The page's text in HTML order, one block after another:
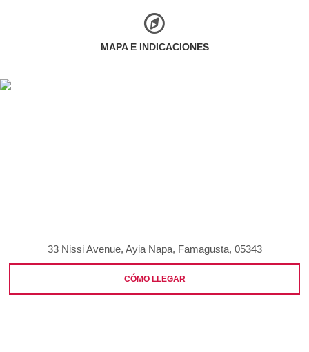
MAPA E INDICACIONES
33 Nissi Avenue, Ayia Napa, Famagusta, 05343
CÓMO LLEGAR